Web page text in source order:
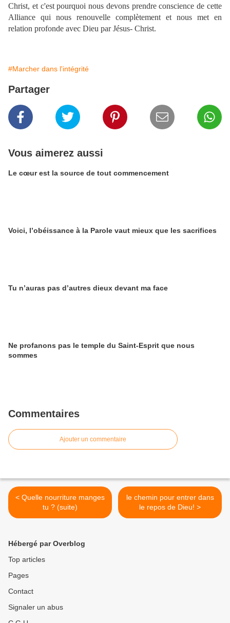
Christ, et c'est pourquoi nous devons prendre conscience de cette
Alliance qui nous renouvelle complètement et nous met en
relation profonde avec Dieu par Jésus- Christ.
#Marcher dans l'intégrité
Partager
Vous aimerez aussi
Le cœur est la source de tout commencement
Voici, l’obéissance à la Parole vaut mieux que les sacrifices
Tu n’auras pas d’autres dieux devant ma face
Ne profanons pas le temple du Saint-Esprit que nous
sommes
Commentaires
Ajouter un commentaire
< Quelle nourriture manges
tu ? (suite)
le chemin pour entrer dans
le repos de Dieu! >
Hébergé par Overblog
Top articles
Pages
Contact
Signaler un abus